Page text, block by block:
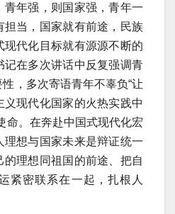
青年强，则国家强，青年一
担当，国家就有前途，民族
现代化目标就有源源不断的
记在多次讲话中反复强调青
，多次寄语青年不辜负“让
现代化国家的火热实践中
命。在奔赴中国式现代化宏
想与国家未来是辩证统一
理想同祖国的前途、把自
紧密联系在一起，扎根人